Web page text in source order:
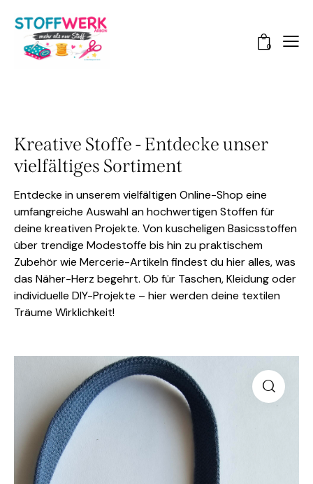
0
Kreative Stoffe - Entdecke unser
vielfältiges Sortiment
Entdecke in unserem vielfältigen Online-Shop eine
umfangreiche Auswahl an hochwertigen Stoffen für
deine kreativen Projekte. Von kuscheligen Basicsstoffen
über trendige Modestoffe bis hin zu praktischem
Zubehör wie Mercerie-Artikeln findest du hier alles, was
das Näher-Herz begehrt. Ob für Taschen, Kleidung oder
individuelle DIY-Projekte – hier werden deine textilen
Träume Wirklichkeit!